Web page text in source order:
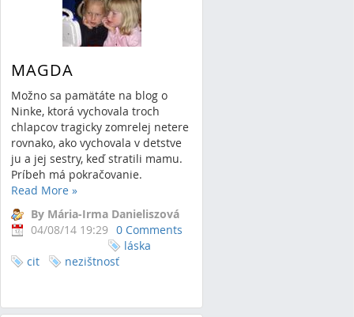
STALO SA...
Malá úvaha o tom, ako sa
Read More
By Mária-Irma Danieliszová
11/09/14 18:44 1 Comment
láska
rodina
vzťahy
budúcnosť
MAGDA
Možno sa pamätáte na blog o
Ninke, ktorá vychovala troch
chlapcov tragicky zomrelej netere
rovnako, ako vychovala v detstve
ju a jej sestry, keď stratili mamu.
Príbeh má pokračovanie.
Read More »
By Mária-Irma Danieliszová
04/08/14 19:29 0 Comments
láska
cit
nezištnosť